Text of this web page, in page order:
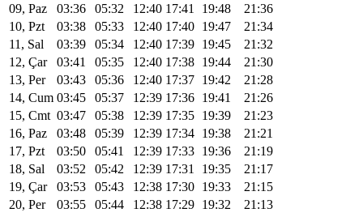
09, Paz
03:36 05:32 12:40 17:41 19:48
21:36
10, Pzt
03:38 05:33 12:40 17:40 19:47
21:34
11, Sal
03:39 05:34 12:40 17:39 19:45
21:32
12, Çar
03:41 05:35 12:40 17:38 19:44
21:30
13, Per
03:43 05:36 12:40 17:37 19:42
21:28
14, Cum 03:45 05:37 12:39 17:36 19:41
21:26
15, Cmt 03:47 05:38 12:39 17:35 19:39
21:23
16, Paz
03:48 05:39 12:39 17:34 19:38
21:21
17, Pzt
03:50 05:41 12:39 17:33 19:36
21:19
18, Sal
03:52 05:42 12:39 17:31 19:35
21:17
19, Çar
03:53 05:43 12:38 17:30 19:33
21:15
20, Per
03:55 05:44 12:38 17:29 19:32
21:13